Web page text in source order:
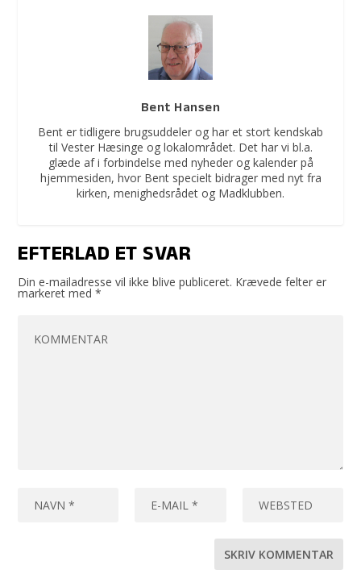
Bent Hansen
Bent er tidligere brugsuddeler og har et stort kendskab
til Vester Hæsinge og lokalområdet. Det har vi bl.a.
glæde af i forbindelse med nyheder og kalender på
hjemmesiden, hvor Bent specielt bidrager med nyt fra
kirken, menighedsrådet og Madklubben.
EFTERLAD ET SVAR
Din e-mailadresse vil ikke blive publiceret. Krævede felter er
markeret med*